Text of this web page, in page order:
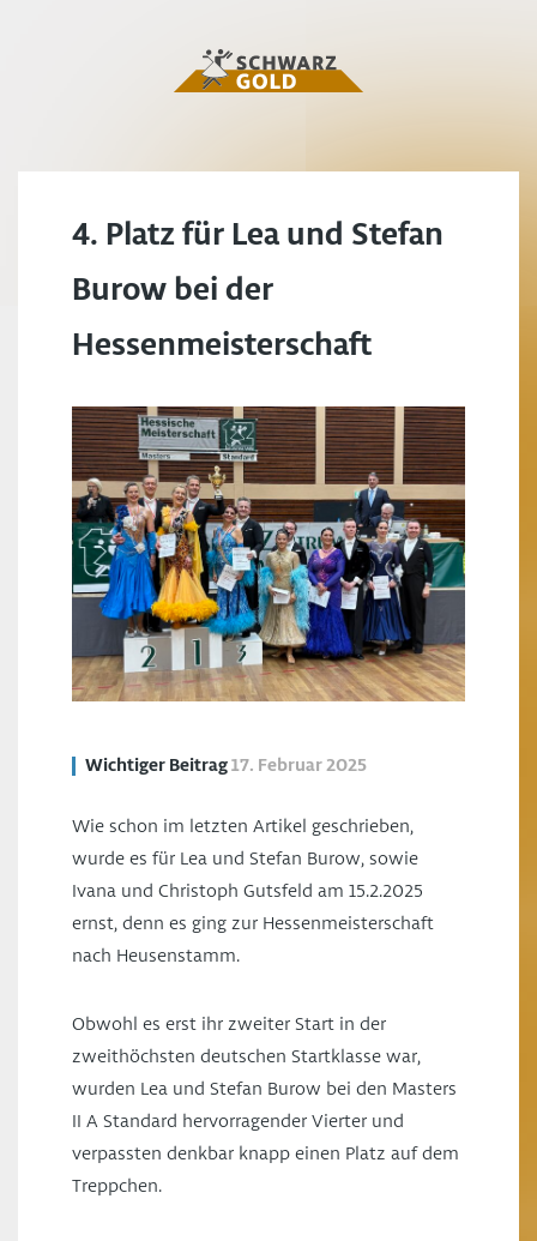
4. Platz für Lea und Stefan
Burow bei der
Hessenmeisterschaft
Wichtiger Beitrag17. Februar 2025
Wie schon im letzten Artikel geschrieben,
wurde es für Lea und Stefan Burow, sowie
Ivana und Christoph Gutsfeld am 15.2.2025
ernst, denn es ging zur Hessenmeisterschaft
nach Heusenstamm.
Obwohl es erst ihr zweiter Start in der
zweithöchsten deutschen Startklasse war,
wurden Lea und Stefan Burow bei den Masters
II A Standard hervorragender Vierter und
verpassten denkbar knapp einen Platz auf dem
Treppchen.